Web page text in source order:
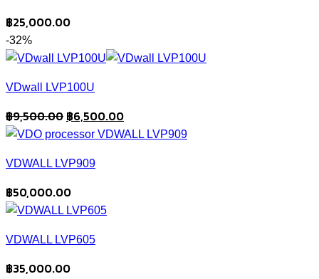
฿25,000.00
-32%
VDwall LVP100U
฿9,500.00 Original
price
฿9,500.00.
฿6,500.00Current
price
VDWALL LVP909
฿50,000.00
VDWALL LVP605
฿35,000.00